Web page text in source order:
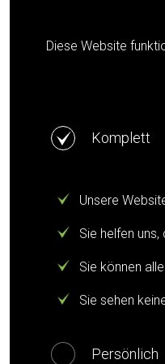
Cookie
Diese Website
Komplett
Unsere
Sie helfen
Sie können
Sie sehen
Persönlich